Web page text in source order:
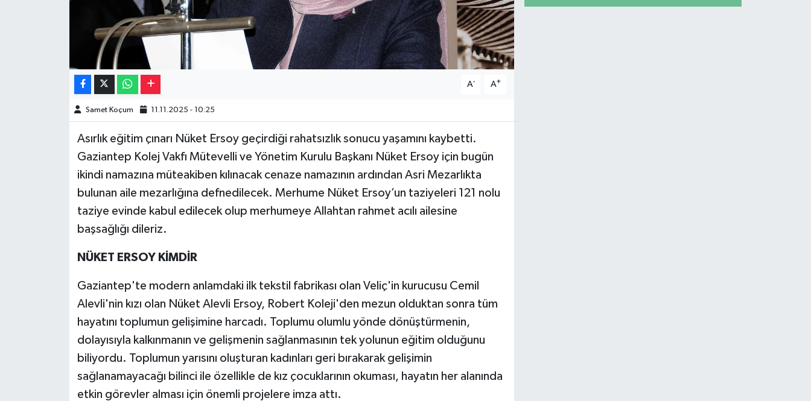
A- A+
Samet Koçum 11.11.2025 - 10:25
Asırlık eğitim çınarı Nüket Ersoy geçirdiği rahatsızlık sonucu yaşamını kaybetti.
Gaziantep Kolej Vakfı Mütevelli ve Yönetim Kurulu Başkanı Nüket Ersoy için bugün
ikindi namazına müteakiben kılınacak cenaze namazının ardından Asri Mezarlıkta
bulunan aile mezarlığına defnedilecek. Merhume Nüket Ersoy’un taziyeleri 121 nolu
taziye evinde kabul edilecek olup merhumeye Allahtan rahmet acılı ailesine
başsağlığı dileriz.
NÜKET ERSOY KİMDİR
Gaziantep'te modern anlamdaki ilk tekstil fabrikası olan Veliç'in kurucusu Cemil
Alevli'nin kızı olan Nüket Alevli Ersoy, Robert Koleji'den mezun olduktan sonra tüm
hayatını toplumun gelişimine harcadı. Toplumu olumlu yönde dönüştürmenin,
dolayısıyla kalkınmanın ve gelişmenin sağlanmasının tek yolunun eğitim olduğunu
biliyordu. Toplumun yarısını oluşturan kadınları geri bırakarak gelişimin
sağlanamayacağı bilinci ile özellikle de kız çocuklarının okuması, hayatın her alanında
etkin görevler alması için önemli projelere imza attı.
Video Haber
Yeme-İçme